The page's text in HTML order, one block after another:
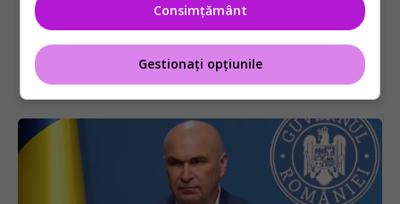
Consimțământ
Gestionați opțiunile